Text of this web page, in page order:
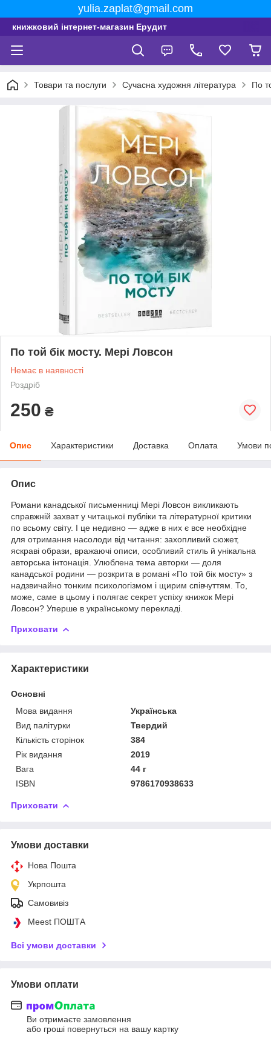
yulia.zaplat@gmail.com
книжковий інтернет-магазин Ерудит
Товари та послуги Сучасна художня література По
По той бік мосту. Мері Ловсон
Немає в наявності
Роздріб
250 ₴
Опис Характеристики Доставка Оплата Умови
Опис
Романи канадської письменниці Мері Ловсон викликають
справжній захват у читацької публіки та літературної критики
по всьому світу. І це недивно — адже в них є все необхідне
для отримання насолоди від читання: захопливий сюжет,
яскраві образи, вражаючі описи, особливий стиль й унікальна
авторська інтонація. Улюблена тема авторки — доля
канадської родини — розкрита в романі «По той бік мосту» з
надзвичайно тонким психологізмом і щирим співчуттям. То,
може, саме в цьому і полягає секрет успіху книжок Мері
Ловсон? Уперше в українському перекладі.
Приховати
Характеристики
Основні
Мова видання
Українська
Вид палітурки
Твердий
Кількість сторінок
384
Рік видання
2019
Вага
44 г
ISBN
9786170938633
Приховати
Умови доставки
Нова Пошта
Укрпошта
Самовивіз
Meest ПОШТА
Всі умови доставки
Умови оплати
Ви отримаєте замовлення
або гроші повернуться на вашу картку